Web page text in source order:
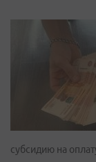
субсидию на